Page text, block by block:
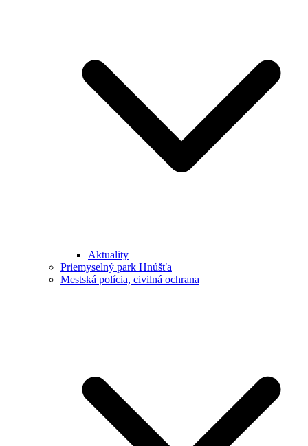
Aktuality
Priemyselný park Hnúšťa
Mestská polícia, civilná ochrana